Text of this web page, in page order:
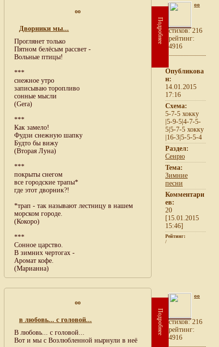
oo
Дворники мы...
Проглянет только
Пятном белёсым рассвет -
Вольные птицы!
***
снежное утро
записываю торопливо
сонные мысли
(Gera)
***
Как замело!
Фудзи снежную шапку
Будто бы вижу
(Вторая Луна)
***
покрыты снегом
все городские трапы*
где этот дворник?!
*трап - так называют лестницу в нашем
морском городе.
(Кокоро)
***
Сонное царство.
В зимних чертогах -
Аромат кофе.
(Марианна)
Подробнее
oo
cтихов: 216
рейтинг:
4916
Опубликова
н:
14.01.2015
17:16
Схема:
5-7-5 хокку
|5-9-5|4-7-5-
5|5-7-5 хокку
|16-3|5-5-5-4
Раздел:
Сенрю
Тема:
Зимние
песни
Комментари
ев:
20
[15.01.2015
15:46]
Рейтинг:
/
oo
в любовь... с головой...
В любовь... с головой...
Вот и мы с Возлюбленной нырнули в неё
Подробнее
oo
cтихов: 216
рейтинг:
4916